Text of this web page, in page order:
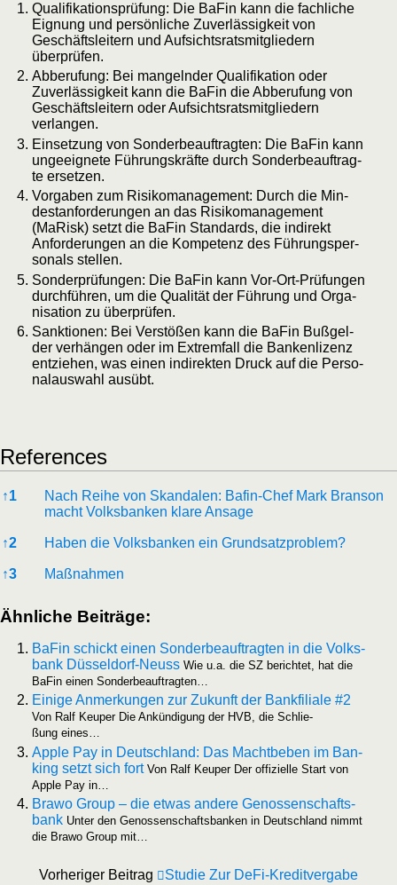
Qua­li­fi­ka­ti­ons­prü­fung: Die BaFin kann die fach­li­che
Eig­nung und per­sön­li­che Zuver­läs­sig­keit von
Geschäfts­lei­tern und Auf­sichts­rats­mit­glie­dern
überprüfen.
Abbe­ru­fung: Bei man­geln­der Qua­li­fi­ka­ti­on oder
Zuver­läs­sig­keit kann die BaFin die Abbe­ru­fung von
Geschäfts­lei­tern oder Auf­sichts­rats­mit­glie­dern
verlangen.
Ein­set­zung von Son­der­be­auf­trag­ten: Die BaFin kann
unge­eig­ne­te Füh­rungs­kräf­te durch Son­der­be­auf­trag­
te ersetzen.
Vor­ga­ben zum Risi­ko­ma­nage­ment: Durch die Min­
dest­an­for­de­run­gen an das Risi­ko­ma­nage­ment
(MaRisk) setzt die BaFin Stan­dards, die indi­rekt
Anfor­de­run­gen an die Kom­pe­tenz des Füh­rungs­per­
so­nals stellen.
Son­der­prü­fun­gen: Die BaFin kann Vor-Ort-Prü­fun­gen
durch­füh­ren, um die Qua­li­tät der Füh­rung und Orga­
ni­sa­ti­on zu überprüfen.
Sank­tio­nen: Bei Ver­stö­ßen kann die BaFin Buß­gel­
der ver­hän­gen oder im Extrem­fall die Ban­ken­li­zenz
ent­zie­hen, was einen indi­rek­ten Druck auf die Per­so­
nal­aus­wahl ausübt.
Refe­ren­ces
Refe­ren­ces
↑1
Nach Rei­he von Skan­da­len: Bafin-Chef Mark Bran­son
macht Volks­ban­ken kla­re Ansage
↑2 Haben die Volks­ban­ken ein Grundsatzproblem?
↑3 Maß­nah­men
Ähn­li­che Beiträge:
BaFin schickt einen Son­der­be­auf­trag­ten in die Volks­
bank Düs­sel­dorf-Neuss Wie u.a. die SZ berich­tet, hat die
BaFin einen Sonderbeauftragten…
Eini­ge Anmer­kun­gen zur Zukunft der Bank­fi­lia­le #2
Von Ralf Keu­per Die Ankün­di­gung der HVB, die Schlie­
ßung eines…
Apple Pay in Deutsch­land: Das Macht­be­ben im Ban­
king setzt sich fort Von Ralf Keu­per Der offi­zi­el­le Start von
Apple Pay in…
Bra­wo Group – die etwas ande­re Genos­sen­schafts­
bank Unter den Genos­sen­schafts­ban­ken in Deutsch­land nimmt
die Bra­wo Group mit…
Vorheriger Beitrag
Studie Zur DeFi-Kreditvergabe